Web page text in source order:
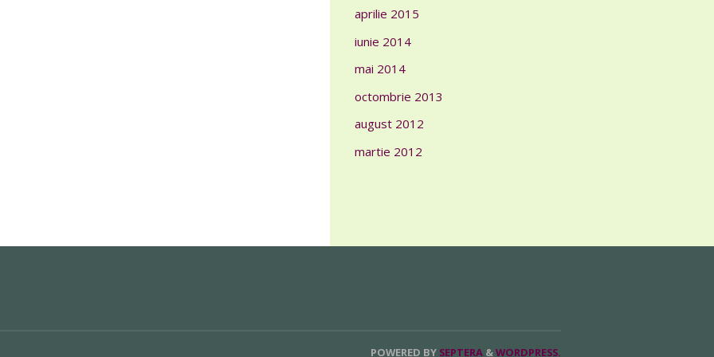
aprilie 2015
iunie 2014
mai 2014
octombrie 2013
august 2012
martie 2012
POWERED BY SEPTERA &WORDPRESS.